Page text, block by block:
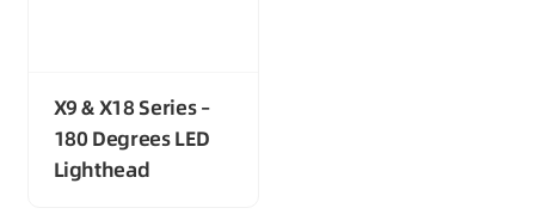
X9 & X18 Series –
180 Degrees LED
Lighthead